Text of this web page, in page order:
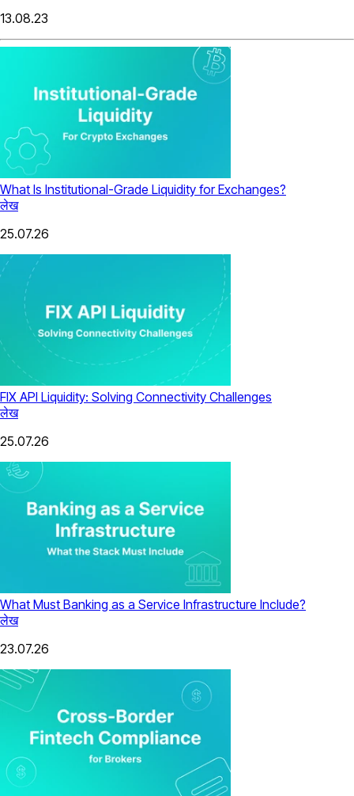
13.08.23
What Is Institutional-Grade Liquidity for Exchanges?
लेख
25.07.26
FIX API Liquidity: Solving Connectivity Challenges
लेख
25.07.26
What Must Banking as a Service Infrastructure Include?
लेख
23.07.26